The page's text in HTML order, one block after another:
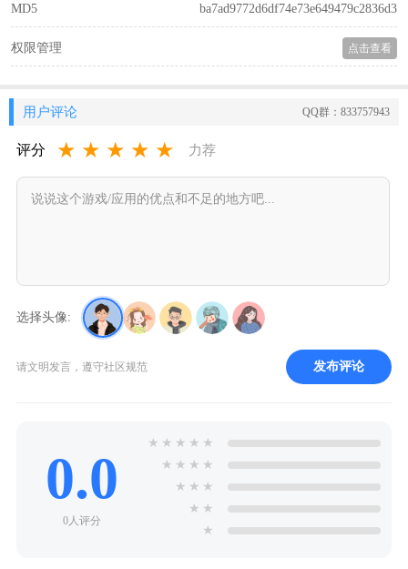
MD5 ba7ad9772d6df74e73e649479c2836d3
权限管理 点击查看
用户评论 QQ群：833757943
评分 ★ ★ ★ ★ ★ 力荐
选择头像:
请文明发言，遵守社区规范 发布评论
0.0
0人评分
★ ★ ★ ★ ★
★ ★ ★ ★
★ ★ ★
★ ★
★